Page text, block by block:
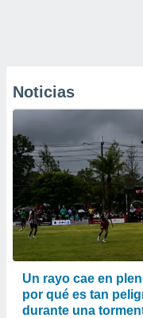
Noticias
Un rayo cae en
por qué es tan
durante una